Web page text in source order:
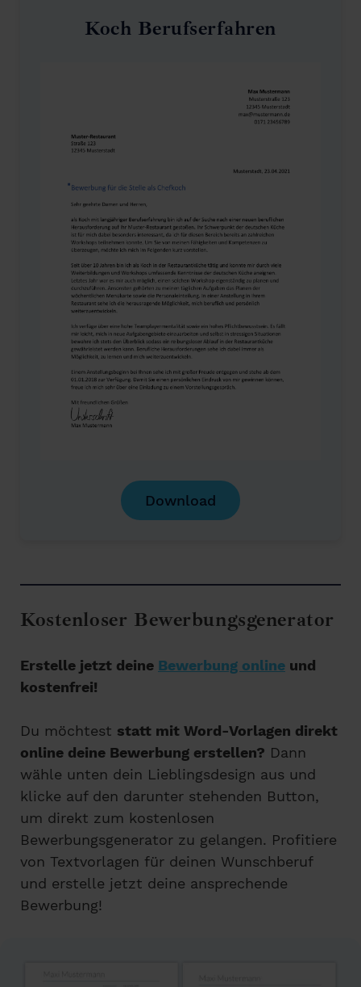
Koch Berufserfahren
Download
Kostenloser Bewerbungsgenerator
Erstelle jetzt deine Bewerbung online und
kostenfrei!
Du möchtest statt mit Word-Vorlagen direkt
online deine Bewerbung erstellen? Dann
wähle unten dein Lieblingsdesign aus und
klicke auf den darunter stehenden Button,
um direkt zum kostenlosen
Bewerbungsgenerator zu gelangen. Profitiere
von Textvorlagen für deinen Wunschberuf
und erstelle jetzt deine ansprechende
Bewerbung!